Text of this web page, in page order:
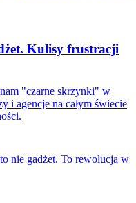
Kulisy frustracji
"czarne skrzynki" w
i agencje na całym świecie